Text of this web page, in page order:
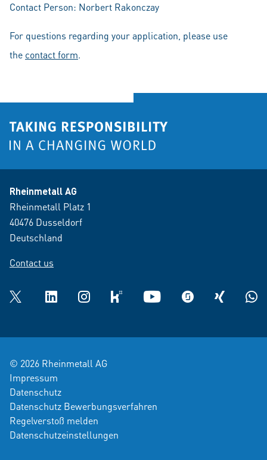
Contact Person: Norbert Rakonczay
For questions regarding your application, please use
the contact form.
Rheinmetall AG
Rheinmetall Platz 1
40476 Dusseldorf
Deutschland
Contact us
Twitter LinkedInInstagramkununu YouTube glassdoorXING
© 2026 Rheinmetall AG
Impressum
Datenschutz
Datenschutz Bewerbungsverfahren
Regelverstoß melden
Datenschutzeinstellungen